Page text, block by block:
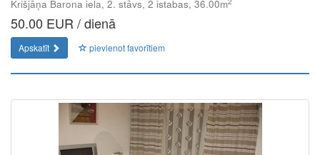
Krišjāņa Barona iela, 2. stāvs, 2 istabas, 36.00m
50.00 EUR / dienā
Apskatīt pievienot favorītiem